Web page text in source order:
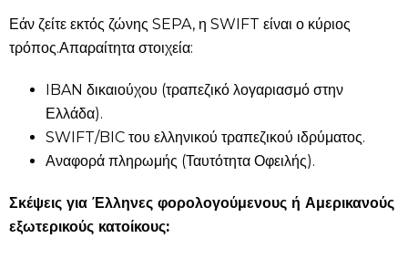
Εάν ζείτε εκτός ζώνης SEPA, η SWIFT είναι ο κύριος
τρόπος.Απαραίτητα στοιχεία:
IBAN δικαιούχου (τραπεζικό λογαριασμό στην
Ελλάδα).
SWIFT/BIC του ελληνικού τραπεζικού ιδρύματος.
Αναφορά πληρωμής (Ταυτότητα Οφειλής).
Σκέψεις για Έλληνες φορολογούμενους ή Αμερικανούς
εξωτερικούς κατοίκους: